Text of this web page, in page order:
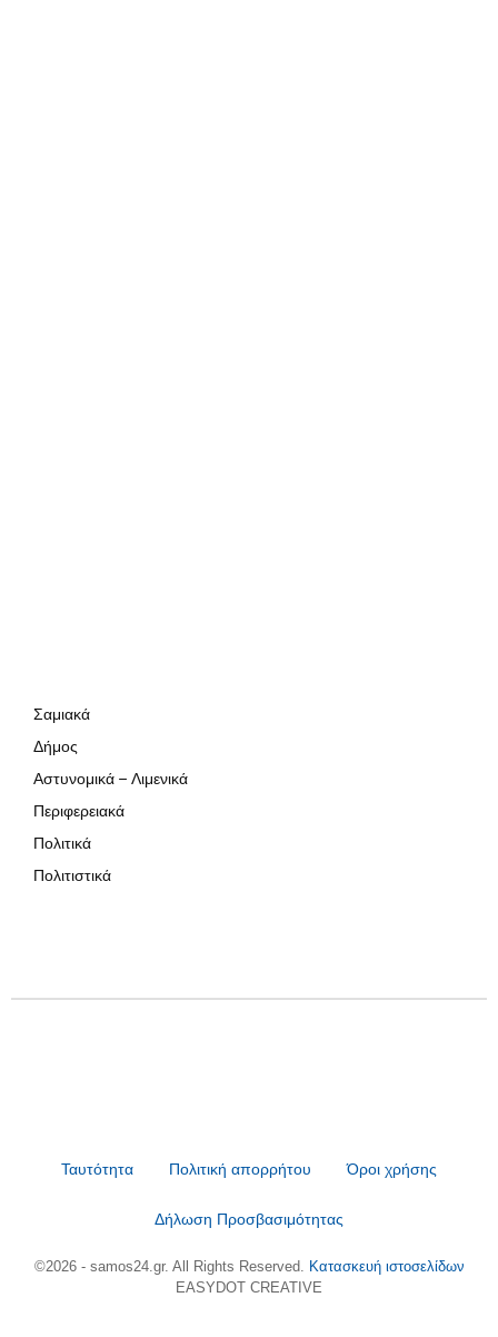
Σαμιακά
Δήμος
Αστυνομικά – Λιμενικά
Περιφερειακά
Πολιτικά
Πολιτιστικά
Ταυτότητα Πολιτική απορρήτου Όροι χρήσης
Δήλωση Προσβασιμότητας
©2026 - samos24.gr. All Rights Reserved. Κατασκευή ιστοσελίδων
EASYDOT CREATIVE